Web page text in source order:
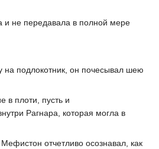
и не передавала в полной мере
на подлокотник, он почесывал шею
в плоти, пусть и
Рагнара, которая могла в
отчетливо осознавал, как